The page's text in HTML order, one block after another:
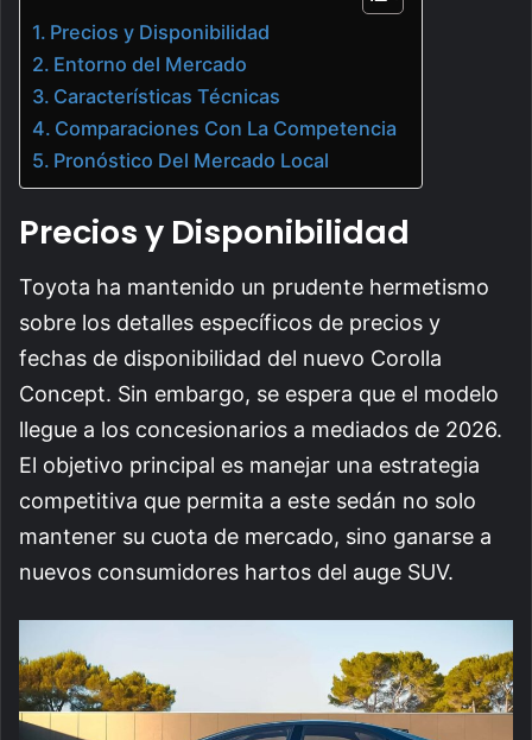
Precios y Disponibilidad
Entorno del Mercado
Características Técnicas
Comparaciones Con La Competencia
Pronóstico Del Mercado Local
Precios y Disponibilidad
Toyota ha mantenido un prudente hermetismo
sobre los detalles específicos de precios y
fechas de disponibilidad del nuevo Corolla
Concept. Sin embargo, se espera que el modelo
llegue a los concesionarios a mediados de 2026.
El objetivo principal es manejar una estrategia
competitiva que permita a este sedán no solo
mantener su cuota de mercado, sino ganarse a
nuevos consumidores hartos del auge SUV.